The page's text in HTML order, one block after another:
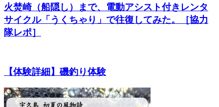
火焚崎（船隠し）まで、電動アシスト付きレンタ
サイクル「うくちゃり」で往復してみた。［協力
隊レポ］
【体験詳細】磯釣り体験